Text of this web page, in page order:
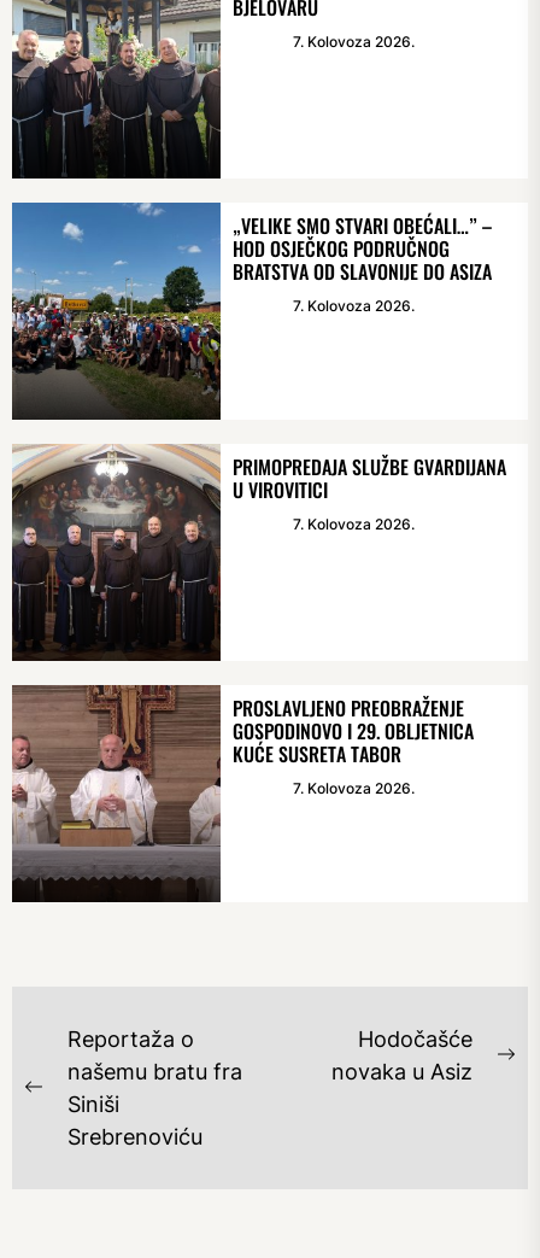
BJELOVARU
7. Kolovoza 2026.
„VELIKE SMO STVARI OBEĆALI…” –
HOD OSJEČKOG PODRUČNOG
BRATSTVA OD SLAVONIJE DO ASIZA
7. Kolovoza 2026.
PRIMOPREDAJA SLUŽBE GVARDIJANA
U VIROVITICI
7. Kolovoza 2026.
PROSLAVLJENO PREOBRAŽENJE
GOSPODINOVO I 29. OBLJETNICA
KUĆE SUSRETA TABOR
7. Kolovoza 2026.
NAVIGACIJA
OBJAVA
Previous
post:
Reportaža o
našemu bratu fra
Siniši
Srebrenoviću
Hodočašće
novaka u Asiz